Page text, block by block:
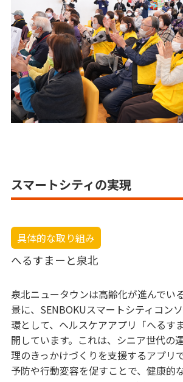
スマートシティの実現
具体的な取り組み
へるすまーと泉北
泉北ニュータウンは高齢化が進んでい
景に、SENBOKUスマートシティコン
環として、ヘルスケアアプリ「へるす
開しています。これは、シニア世代の
理のきっかけづくりを支援するアプリ
予防や行動変容を促すことで、健康的